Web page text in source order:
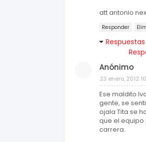
att antonio nex
Responder
Respuestas
Anónimo
23 enero, 2012
Ese maldito
gente, se
ojala Tita se
que el equipo
carrera.